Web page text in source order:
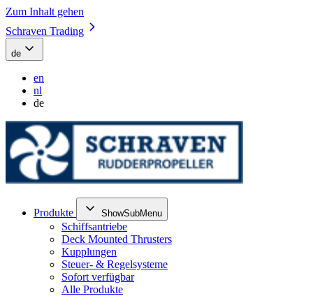
Zum Inhalt gehen
Schraven Trading
de
en
nl
de
Produkte ShowSubMenu
Schiffsantriebe
Deck Mounted Thrusters
Kupplungen
Steuer- & Regelsysteme
Sofort verfügbar
Alle Produkte